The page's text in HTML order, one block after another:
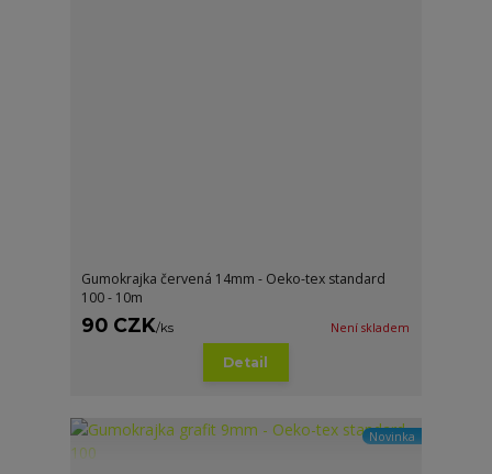
Gumokrajka červená 14mm - Oeko-tex standard
100 - 10m
90 CZK/ks Není skladem
Detail
Novinka